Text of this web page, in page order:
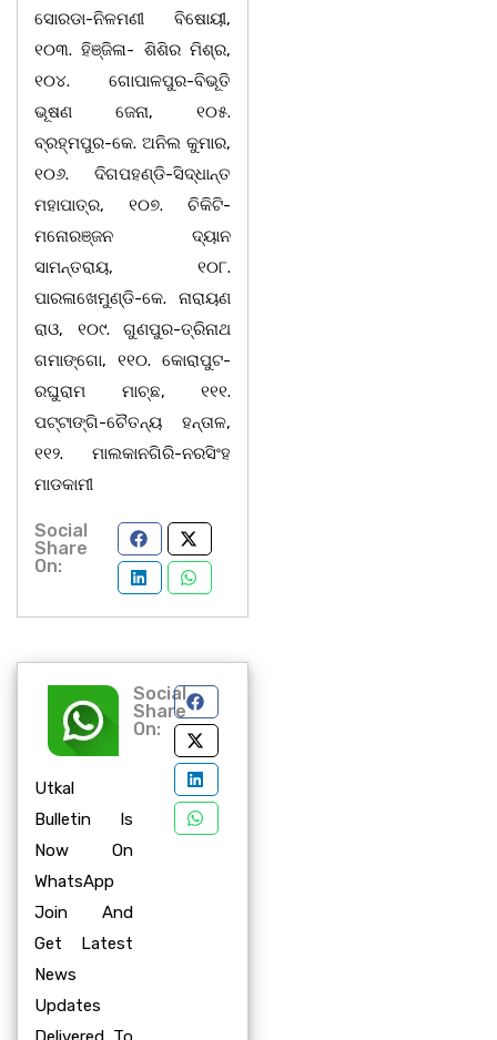
ସୋରଡା-ନିଳମଣୀ ବିଷୋୟୀ,
୧୦୩. ହିଞ୍ଜିଳା- ଶିଶିର ମିଶ୍ର,
୧୦୪. ଗୋପାଳପୁର-ବିଭୂତି
ଭୂଷଣ ଜେନା, ୧୦୫.
ବ୍ରହ୍ମପୁର-କେ. ଅନିଲ କୁମାର,
୧୦୬. ଦିଗପହଣ୍ଡି-ସିଦ୍ଧାନ୍ତ
ମହାପାତ୍ର, ୧୦୭. ଚିକିଟି-
ମନୋରଞ୍ଜନ ଦ୍ୟାନ
ସାମନ୍ତରାୟ, ୧୦୮.
ପାରଳାଖେମୁଣ୍ଡି-କେ. ନାରାୟଣ
ରାଓ, ୧୦୯. ଗୁଣପୁର-ତ୍ରିନାଥ
ଗମାଙ୍ଗୋ, ୧୧୦. କୋରାପୁଟ-
ରଘୁରାମ ମାଚ୍ଛ, ୧୧୧.
ପଟ୍ଟାଙ୍ଗି-ଚୈତନ୍ୟ ହନ୍ତାଳ,
୧୧୨. ମାଲକାନଗିରି-ନରସିଂହ
ମାଡକାମୀ
Social
Share
On:
Utkal
Bulletin Is
Now On
WhatsApp
Join And
Get Latest
News
Updates
Social
Share
On: